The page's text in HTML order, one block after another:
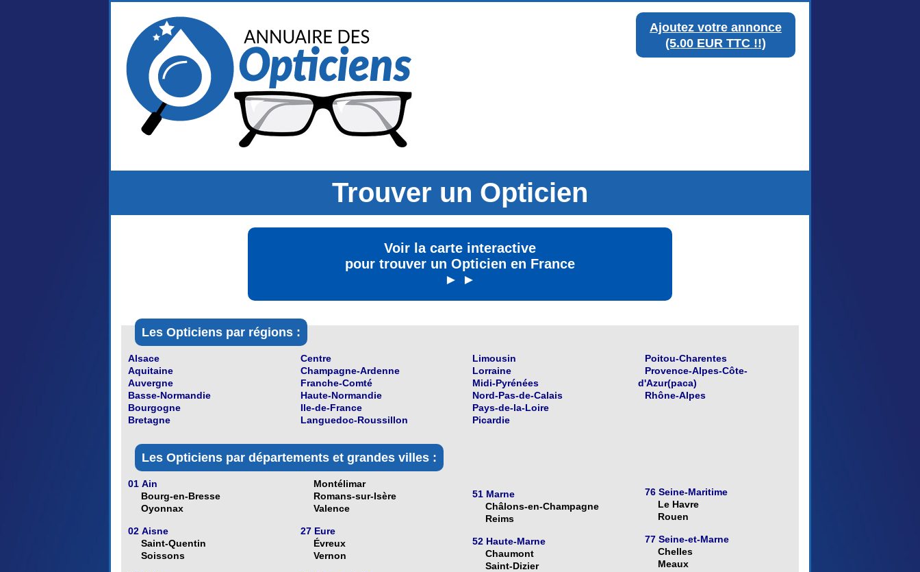
Ajoutez votre annonce
(5.00 EUR TTC !!)
Trouver un Opticien
Voir la carte interactive
pour trouver un Opticien en France
► ►
Les Opticiens par régions :
Alsace
Aquitaine
Auvergne
Basse-Normandie
Bourgogne
Bretagne
Centre
Champagne-Ardenne
Franche-Comté
Haute-Normandie
Ile-de-France
Languedoc-Roussillon
Limousin
Lorraine
Midi-Pyrénées
Nord-Pas-de-Calais
Pays-de-la-Loire
Picardie
Poitou-Charentes
Provence-Alpes-Côte-
d'Azur(paca)
Rhône-Alpes
Les Opticiens par départements et grandes villes :
01 Ain
Bourg-en-Bresse
Oyonnax
02 Aisne
Saint-Quentin
Soissons
Montélimar
Romans-sur-Isère
Valence
27 Eure
Évreux
Vernon
51 Marne
Châlons-en-Champagne
Reims
52 Haute-Marne
Chaumont
Saint-Dizier
76 Seine-Maritime
Le Havre
Rouen
77 Seine-et-Marne
Chelles
Meaux